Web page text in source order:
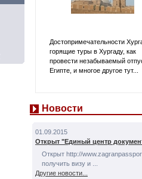
Достопримечательности
горящие туры в Хургаду, как
провести незабываемый
Египте, и многое другое тут...
Новости
01.09.2015
Открыт "Единый центр
Открыт http://
получить визу и ...
Другие новости...